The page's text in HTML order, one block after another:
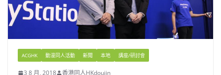
ACGHK 動漫同人活動 新聞 本地 講座/研討會
3 8 月, 2018 香港同人HKdoujin